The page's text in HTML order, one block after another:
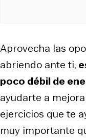
Aprovecha las
abriendo ante ti,
poco débil de
ayudarte a
ejercicios que te
muy importante